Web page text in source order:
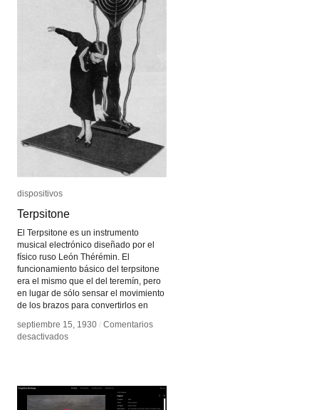
dispositivos
Terpsitone
El Terpsitone es un instrumento
musical electrónico diseñado por el
físico ruso León Thérémin. El
funcionamiento básico del terpsitone
era el mismo que el del teremín, pero
en lugar de sólo sensar el movimiento
de los brazos para convertirlos en
septiembre 15, 1930 / Comentarios
desactivadosen
dispositivos
Terpsitone
septiembre 15, 1930 / Comentarios
desactivadosen